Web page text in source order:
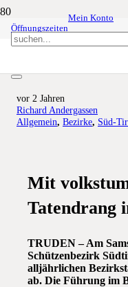
Öffnungszeiten
Mein Konto
vor 2 Jahren
Richard Andergassen
Allgemein, Bezirke, Süd-
Mit
Tatendrang
TRUDEN – Am
Schützenbezirk
alljährlichen
ab. Die Führung im